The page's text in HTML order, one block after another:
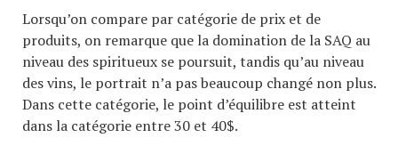
Lorsqu’on compare par catégorie de prix et de
produits, on remarque que la domination de la SAQ au
niveau des spiritueux se poursuit, tandis qu’au niveau
des vins, le portrait n’a pas beaucoup changé non plus.
Dans cette catégorie, le point d’équilibre est atteint
dans la catégorie entre 30 et 40$.